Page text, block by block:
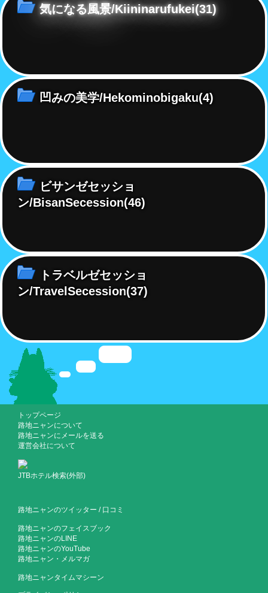
気になる風景/Kiininarufukei(31)
凹みの美学/Hekominobigaku(4)
ビサンゼセッショ
ン/BisanSecession(46)
トラベルゼセッショ
ン/TravelSecession(37)
トップページ
路地ニャンについて
路地ニャンにメールを送る
運営会社について
JTBホテル検索(外部)
路地ニャンのツイッター / 口コミ
路地ニャンのフェイスブック
路地ニャンのLINE
路地ニャンのYouTube
路地ニャン・メルマガ
路地ニャンタイムマシーン